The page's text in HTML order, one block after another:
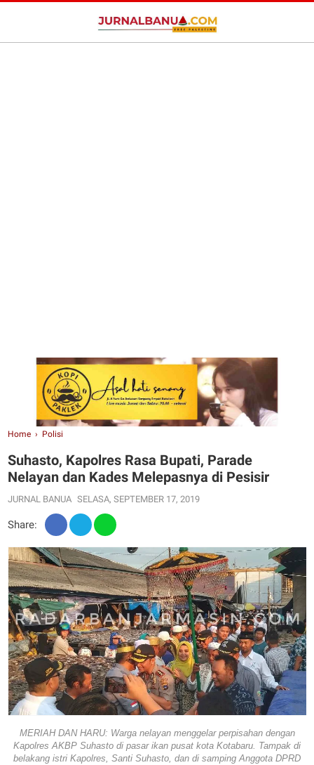
Home › Polisi
Suhasto, Kapolres Rasa Bupati, Parade
Nelayan dan Kades Melepasnya di Pesisir
JURNAL BANUA SELASA, SEPTEMBER 17, 2019
Share:
MERIAH DAN HARU: Warga nelayan menggelar perpisahan dengan
Kapolres AKBP Suhasto di pasar ikan pusat kota Kotabaru. Tampak di
belakang istri Kapolres, Santi Suhasto, dan di samping Anggota DPRD